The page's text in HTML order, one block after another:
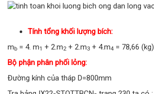
Tính tổng khối lượng bích:
m b = 4. m1 + 2.m2 + 2.m3 + 4.m4 = 78,66 (kg)
Bộ phận phân phối lỏng:
Đường kính của tháp D=800mm